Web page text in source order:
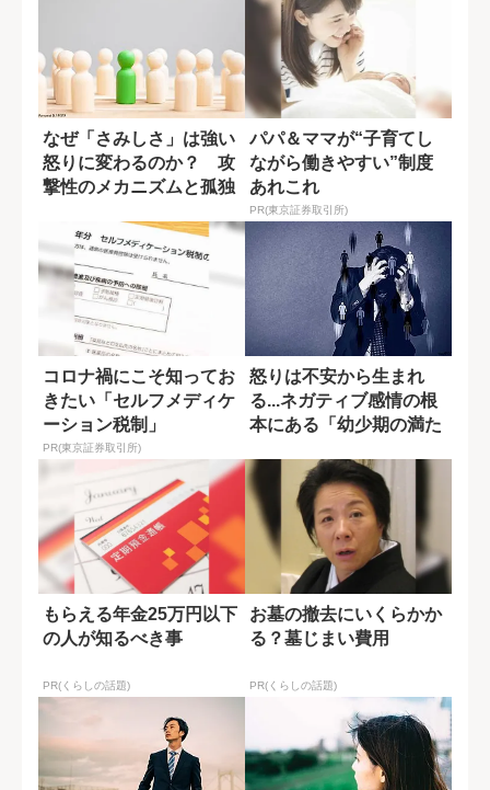
なぜ「さみしさ」は強い
怒りに変わるのか？ 攻
撃性のメカニズムと孤独
パパ＆ママが“子育てし
ながら働きやすい”制度
あれこれ
PR(東京証券取引所)
コロナ禍にこそ知ってお
きたい「セルフメディケ
ーション税制」
PR(東京証券取引所)
怒りは不安から生まれ
る...ネガティブ感情の根
本にある「幼少期の満た
もらえる年金25万円以下
の人が知るべき事
PR(くらしの話題)
お墓の撤去にいくらかか
る？墓じまい費用
PR(くらしの話題)